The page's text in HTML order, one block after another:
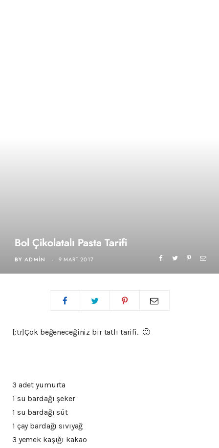
Bol Çikolatalı Pasta Tarifi
BY ADMIN 9 MART 2017
[:tr]Çok beğeneceğiniz bir tatlı tarifi. 🙂
3 adet yumurta
1 su bardağı şeker
1 su bardağı süt
1 çay bardağı sıvıyağ
3 yemek kaşığı kakao